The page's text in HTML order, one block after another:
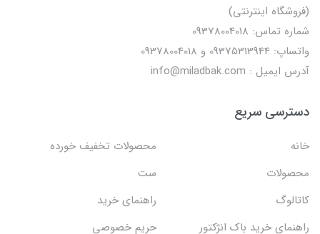
(فروشگاه اینترنتی)
شماره تماس: 09378004018
واتساپ: 09375313944 و 09378004018
آدرس ایمیل : info@miladbak.com
دسترسی سریع
خانه
محصولات تخفیف خورده
محصولات
ست
کاتالوگ
راهنمای خرید
راهنمای خرید باک انژکتور
حریم خصوصی